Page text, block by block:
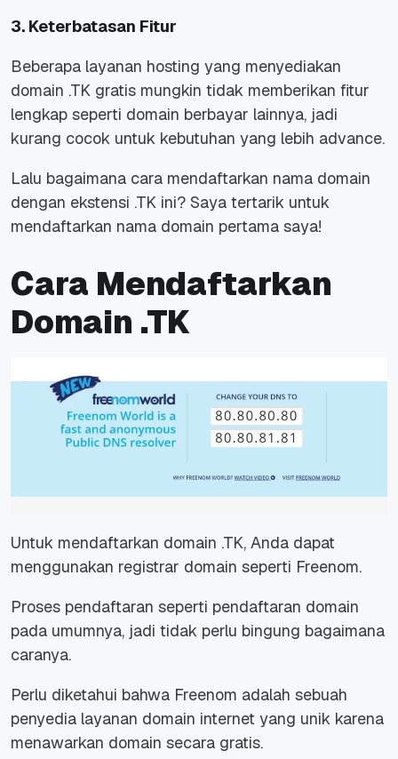
3. Keterbatasan Fitur
Beberapa layanan hosting yang menyediakan
domain .TK gratis mungkin tidak memberikan fitur
lengkap seperti domain berbayar lainnya, jadi
kurang cocok untuk kebutuhan yang lebih advance.
Lalu bagaimana cara mendaftarkan nama domain
dengan ekstensi .TK ini? Saya tertarik untuk
mendaftarkan nama domain pertama saya!
Cara Mendaftarkan
Domain .TK
Untuk mendaftarkan domain .TK, Anda dapat
menggunakan registrar domain seperti Freenom.
Proses pendaftaran seperti pendaftaran domain
pada umumnya, jadi tidak perlu bingung bagaimana
caranya.
Perlu diketahui bahwa Freenom adalah sebuah
penyedia layanan domain internet yang unik karena
menawarkan domain secara gratis.